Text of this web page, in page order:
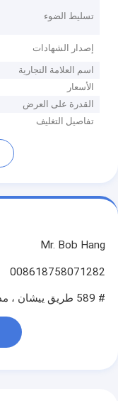
تسليط الضوء
إصدار الشهادات
اسم العلامة التجارية
الأسعار
القدرة على العرض
تفاصيل التغليف
Mr. Bob Hang
008618758071282
# 589 طريق ييشان ، مدينة يوياو ، مقاطعة تشجيانغ ، الصين